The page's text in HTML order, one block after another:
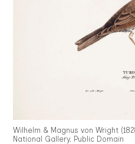
Wilhelm & Magnus von Wright
National Gallery, Public Domain